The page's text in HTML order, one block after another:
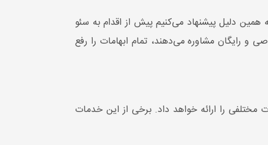
دلیل پیشنهاد می‌کنیم پیش از اقدام به سئو
و رایگان مشاوره می‌دهند، تمام ابهامات را رفع
را ارائه خواهد داد. برخی از این خدمات